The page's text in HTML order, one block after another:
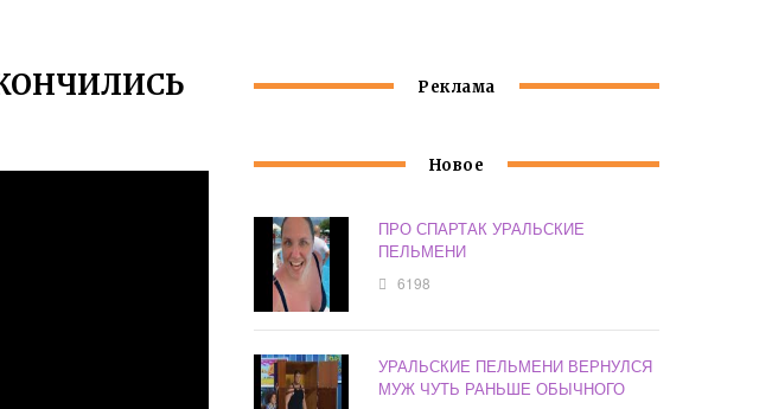
Реклама
Новое
ПРО СПАРТАК УРАЛЬСКИЕ
ПЕЛЬМЕНИ
6198
УРАЛЬСКИЕ ПЕЛЬМЕНИ ВЕРНУЛСЯ
МУЖ ЧУТЬ РАНЬШЕ ОБЫЧНОГО